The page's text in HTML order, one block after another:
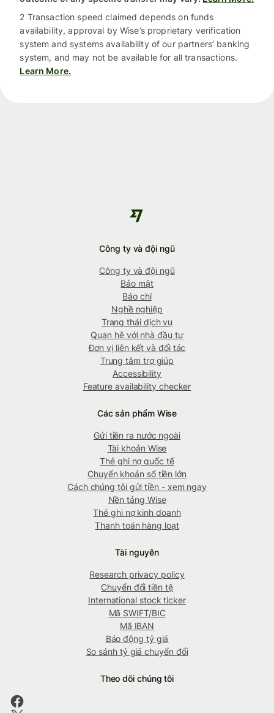
2 Transaction speed claimed depends on funds
availability, approval by Wise’s proprietary verification
system and systems availability of our partners’ banking
system, and may not be available for all transactions.
Learn More.
Công ty và đội ngũ
Công ty và đội ngũ
Bảo mật
Báo chí
Nghề nghiệp
Trạng thái dịch vụ
Quan hệ với nhà đầu tư
Đơn vị liên kết và đối tác
Trung tâm trợ giúp
Accessibility
Feature availability checker
Các sản phẩm Wise
Gửi tiền ra nước ngoài
Tài khoản Wise
Thẻ ghi nợ quốc tế
Chuyển khoản số tiền lớn
Cách chúng tôi gửi tiền - xem ngay
Nền tảng Wise
Thẻ ghi nợ kinh doanh
Thanh toán hàng loạt
Tài nguyên
Research privacy policy
Chuyển đổi tiền tệ
International stock ticker
Mã SWIFT/BIC
Mã IBAN
Báo động tỷ giá
So sánh tỷ giá chuyển đổi
Theo dõi chúng tôi